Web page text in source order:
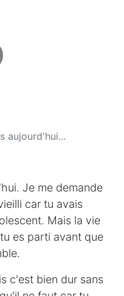
aujourd'hui...
Je me demande
car tu avais
Mais la vie
es parti avant que
c'est bien dur sans